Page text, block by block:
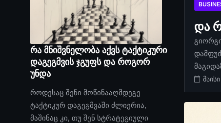
რა მნიშვნელობა აქვს ტაქტიკური
დაგეგმვის ჯგუფს და როგორ
უნდა
როდესაც შენი მოწინააღმდეგე
ტაქტიკურ დაგეგმვაში ძლიერია,
მაშინაც კი, თუ შენ სტრატეგიული
და